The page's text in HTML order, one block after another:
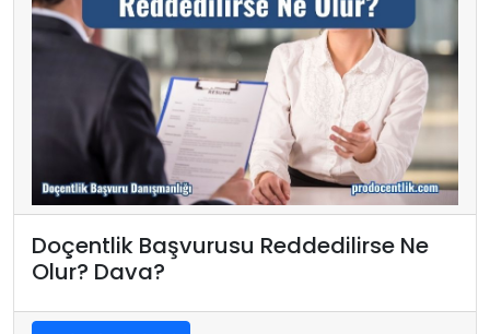
Doçentlik Başvurusu Reddedilirse Ne
Olur? Dava?